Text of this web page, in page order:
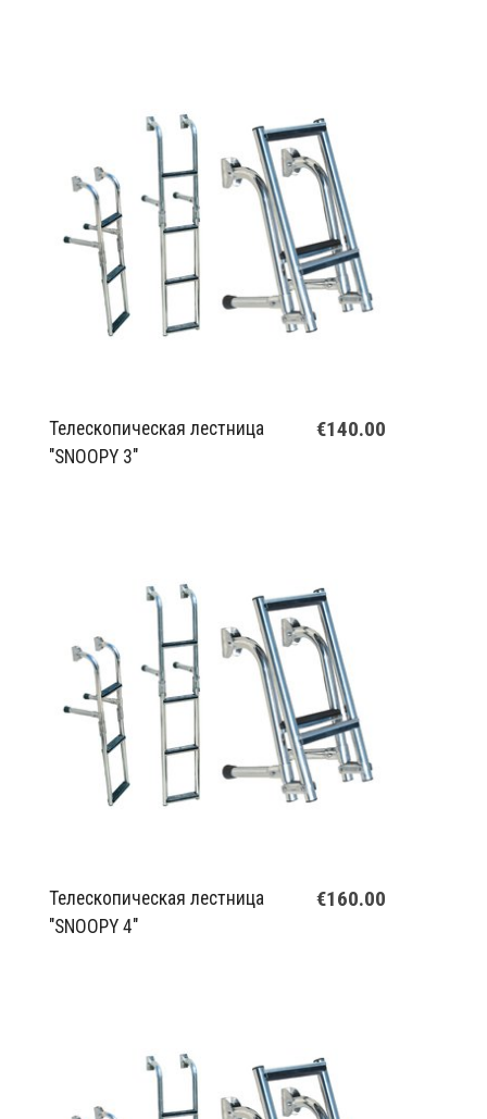
Телескопическая лестница
"SNOOPY 3"
€140.00
Телескопическая лестница
"SNOOPY 4"
€160.00